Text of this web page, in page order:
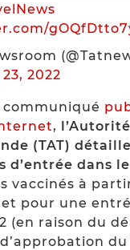
2022
communiqué
,
(TAT)
d’entrée dans
vaccinés à
pour une
(en raison du
du